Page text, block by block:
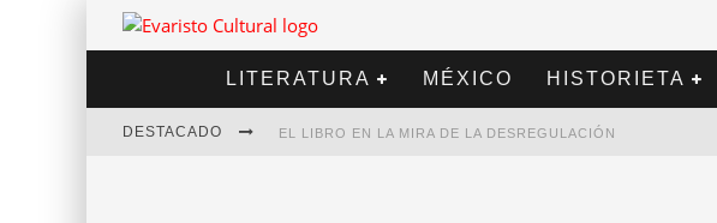
LITERATURA MÉXICO HISTORIETA
DESTACADO EL LIBRO EN LA MIRA DE LA DESREGULACIÓN